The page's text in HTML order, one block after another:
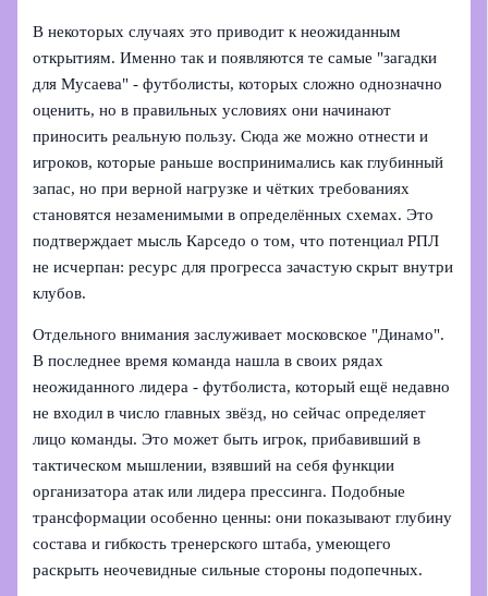
В некоторых случаях это приводит к неожиданным
открытиям. Именно так и появляются те самые "загадки
для Мусаева" - футболисты, которых сложно однозначно
оценить, но в правильных условиях они начинают
приносить реальную пользу. Сюда же можно отнести и
игроков, которые раньше воспринимались как глубинный
запас, но при верной нагрузке и чётких требованиях
становятся незаменимыми в определённых схемах. Это
подтверждает мысль Карседо о том, что потенциал РПЛ
не исчерпан: ресурс для прогресса зачастую скрыт внутри
клубов.
Отдельного внимания заслуживает московское "Динамо".
В последнее время команда нашла в своих рядах
неожиданного лидера - футболиста, который ещё недавно
не входил в число главных звёзд, но сейчас определяет
лицо команды. Это может быть игрок, прибавивший в
тактическом мышлении, взявший на себя функции
организатора атак или лидера прессинга. Подобные
трансформации особенно ценны: они показывают глубину
состава и гибкость тренерского штаба, умеющего
раскрыть неочевидные сильные стороны подопечных.